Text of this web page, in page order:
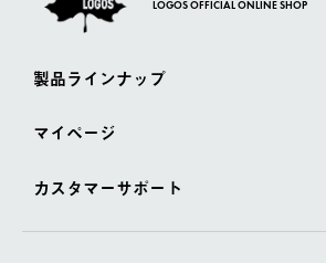
LOGOS OFFICIAL ONLINE SHOP
製品ラインナップ
マイページ
カスタマーサポート